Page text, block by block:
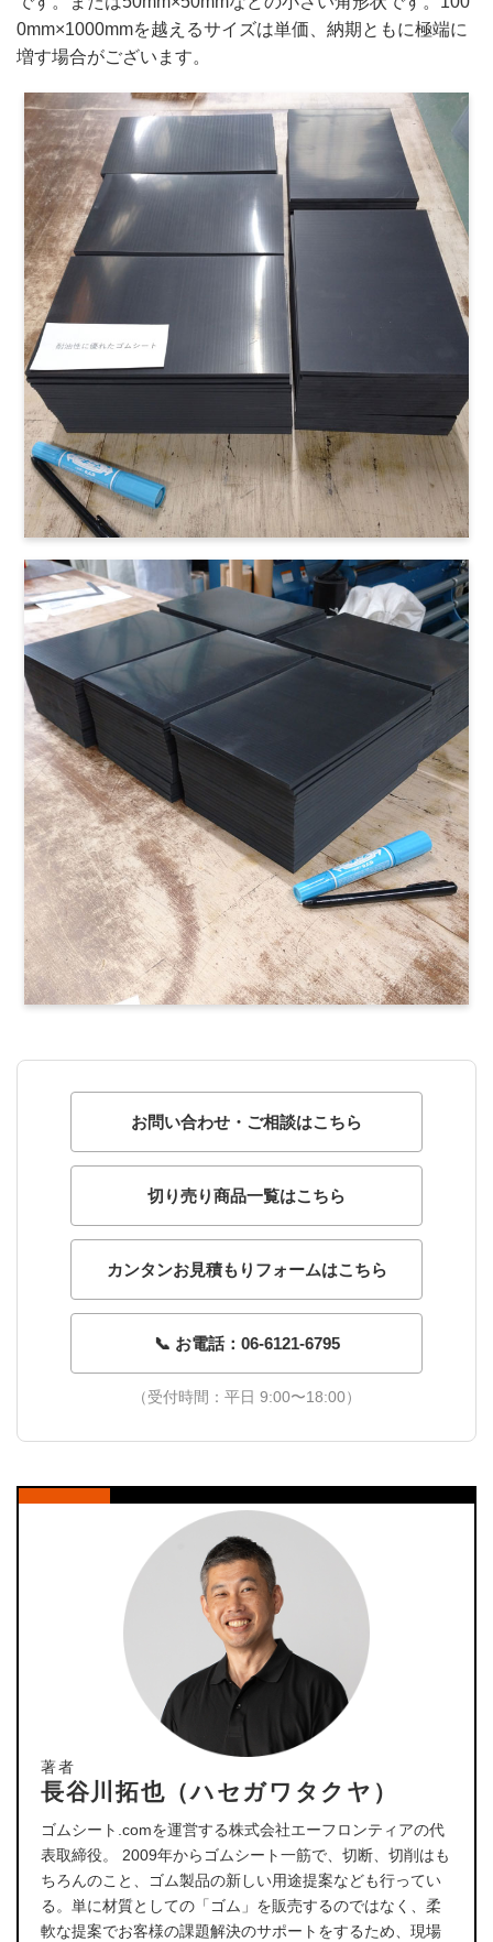
0mm×1000mmを越えるサイズは単価、納期ともに極端に
増す場合がございます。
お問い合わせ・ご相談はこちら
切り売り商品一覧はこちら
カンタンお見積もりフォームはこちら
📞 お電話：06-6121-6795
（受付時間：平日 9:00〜18:00）
著者
長谷川拓也（ハセガワタクヤ）
ゴムシート.comを運営する株式会社エーフロンティアの代
表取締役。 2009年からゴムシート一筋で、切断、切削はも
ちろんのこと、ゴム製品の新しい用途提案なども行ってい
る。単に材質としての「ゴム」を販売するのではなく、柔
軟な提案でお客様の課題解決のサポートをするため、現場